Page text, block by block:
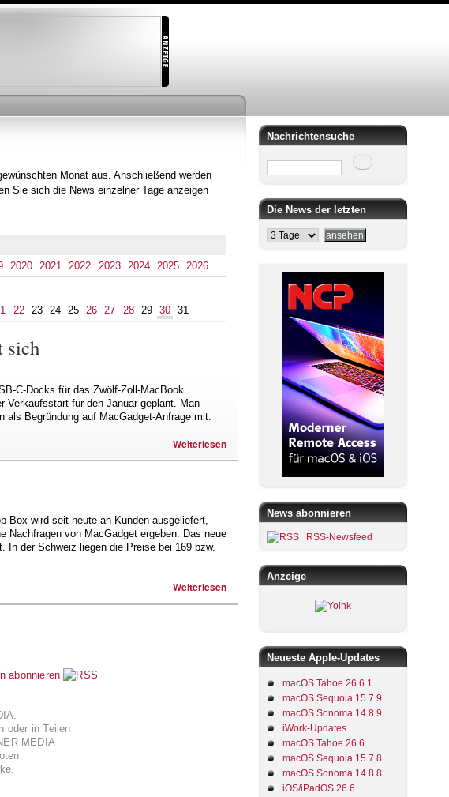
Monat aus. Anschließend werden
Sie sich die News einzelner Tage anzeigen
2020 2021 2022 2023 2024 2025
2026
22 23 24 25 26 27 28 29 30 31
sich
C-Docks für das Zwölf-Zoll-MacBook
Verkaufsstart für den Januar geplant. Man
als Begründung auf MacGadget-Anfrage mit.
Weiterlesen
Box wird seit heute an Kunden ausgeliefert,
Nachfragen von MacGadget ergeben. Das neue
In der Schweiz liegen die Preise bei 169 bzw.
Weiterlesen
abonnieren
oder in Teilen
MEDIA
Nachrichtensuche
Suche
Die News der letzten
News abonnieren
RSS-Newsfeed
Anzeige
Neueste Apple-Updates
macOS Tahoe 26.6.1
macOS Sequoia 15.7.9
macOS Sonoma 14.8.9
iWork-Updates
macOS Tahoe 26.6
macOS Sequoia 15.7.8
macOS Sonoma 14.8.8
iOS/iPadOS 26.6